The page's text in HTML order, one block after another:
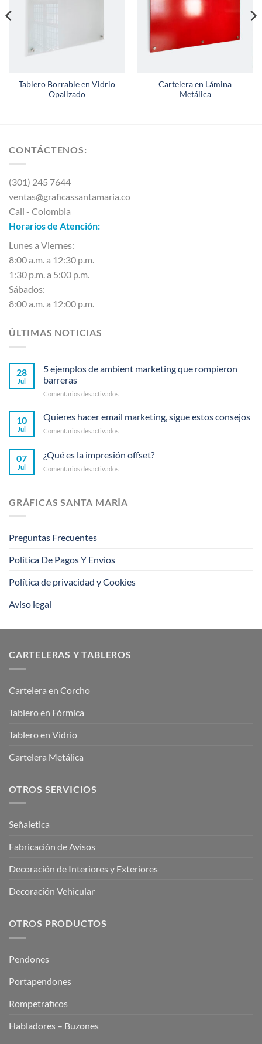
Tablero Borrable en Vidrio
Opalizado
Cartelera en Lámina
Metálica
CONTÁCTENOS:
(301) 245 7644
ventas@graficassantamaria.co
Cali - Colombia
Horarios de Atención:
Lunes a Viernes:
8:00 a.m. a 12:30 p.m.
1:30 p.m. a 5:00 p.m.
Sábados:
8:00 a.m. a 12:00 p.m.
ÚLTIMAS NOTICIAS
28
Jul
5 ejemplos de ambient marketing que rompieron
barreras
Comentarios desactivados
ejemplos
de
ambient
que
barreras
10
Jul
Quieres hacer email marketing, sigue estos consejos
Comentarios desactivados
email
marketing,
consejos
07
Jul
¿Qué es la impresión offset?
Comentarios desactivados
la
impresión
GRÁFICAS SANTA MARÍA
Preguntas Frecuentes
Política De Pagos Y Envios
Política de privacidad y Cookies
Aviso legal
CARTELERAS Y TABLEROS
Cartelera en Corcho
Tablero en Fórmica
Tablero en Vidrio
Cartelera Metálica
OTROS SERVICIOS
Señaletica
Fabricación de Avisos
Decoración de Interiores y Exteriores
Decoración Vehicular
OTROS PRODUCTOS
Pendones
Portapendones
Rompetraficos
Habladores – Buzones